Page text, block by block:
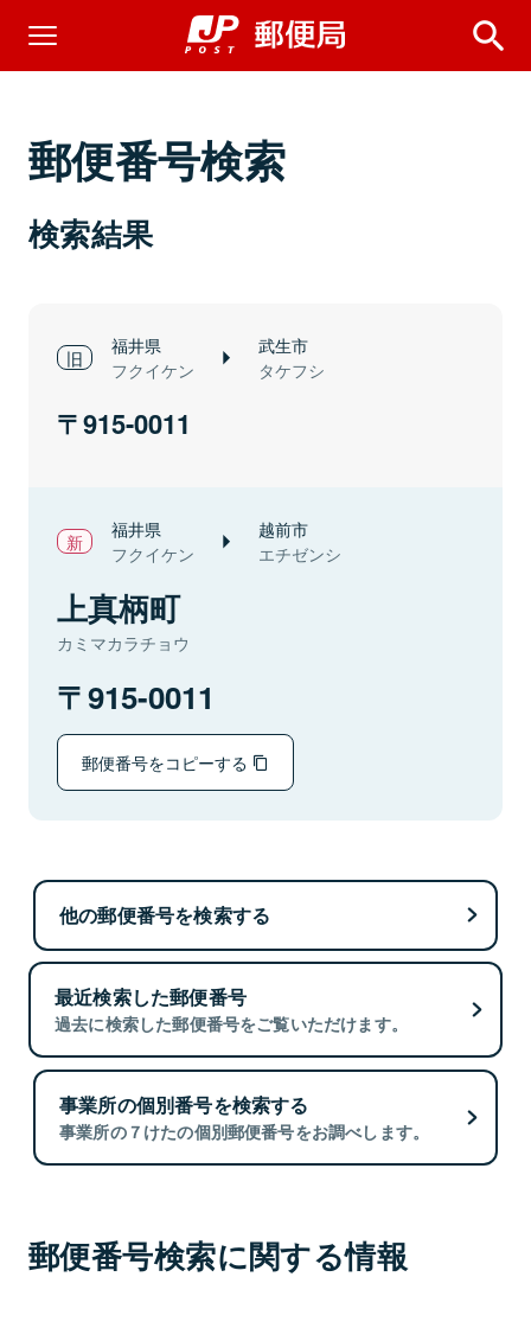
郵便番号検索
検索結果
福井県
フクイケン
武生市
タケフシ
915-0011
福井県
フクイケン
越前市
エチゼンシ
上真柄町
カミマカラチョウ
915-0011
郵便番号をコピーする
他の郵便番号を検索する
最近検索した郵便番号
過去に検索した郵便番号をご覧いただけます。
事業所の個別番号を検索する
事業所の７けたの個別郵便番号をお調べします。
郵便番号検索に関する情報